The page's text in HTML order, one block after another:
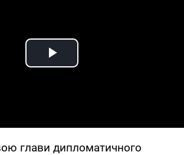
Play Video
глави дипломатичного